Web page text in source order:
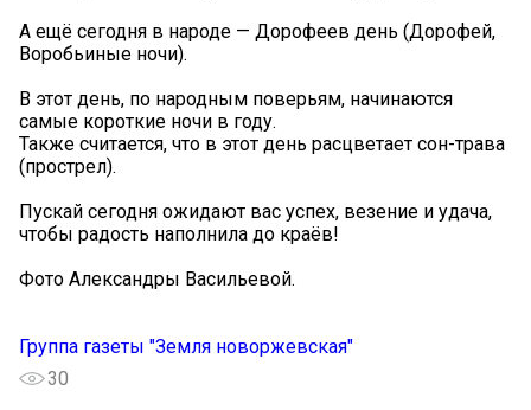
А ещё сегодня в народе — Дорофеев день (Дорофей,
Воробьиные ночи).
В этот день, по народным поверьям, начинаются
самые короткие ночи в году.
Также считается, что в этот день расцветает сон-трава
(прострел).
Пускай сегодня ожидают вас успех, везение и удача,
чтобы радость наполнила до краёв!
Фото Александры Васильевой.
Группа газеты "Земля новоржевская"
30